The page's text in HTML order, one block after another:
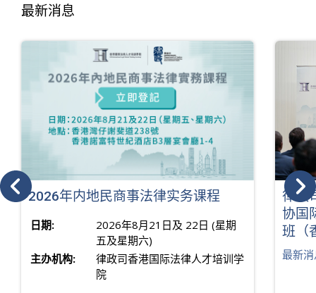
最新消息
2026年内地民商事法律实务课程
日期:
2026年8月21日及 22日 (星期
五及星期六)
主办机构:
律政司香港国际法律人才培训学
院
律政
协国
班（
最新